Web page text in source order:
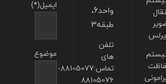
ایمیل(*)
موضوع
واحد6،
طبقه3
تلفن
های
تماس:88105077-
88105076